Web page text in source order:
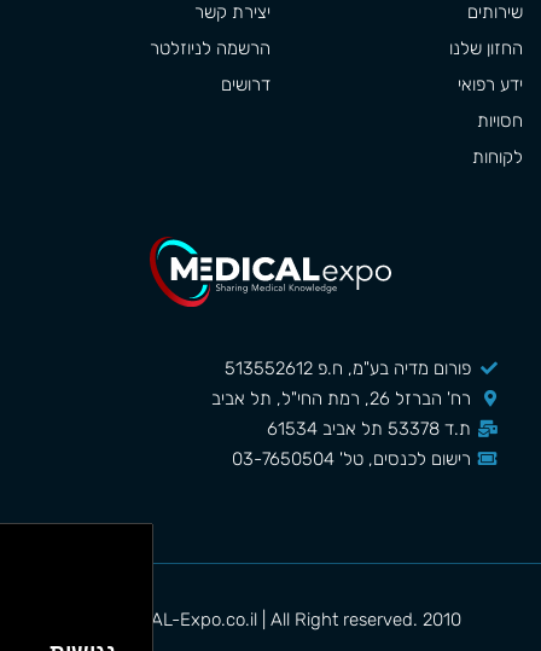
פורום מדיה בע"מ, ח.פ 513552612
רח' הברזל 26, רמת החי"ל, תל אביב
ת.ד 53378 תל אביב 61534
רישום לכנסים, טל' 03-7650504
שירותים
החזון שלנו
ידע רפואי
חסויות
לקוחות
יצירת קשר
הרשמה לניוזלטר
דרושים
MEDICAL-Expo.co.il | All Right reserved. 2010©